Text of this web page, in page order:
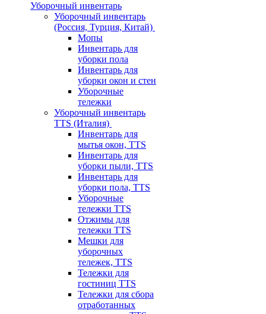
Уборочный инвентарь
Уборочный инвентарь
(Россия, Турция, Китай)
Мопы
Инвентарь для
уборки пола
Инвентарь для
уборки окон и стен
Уборочные
тележки
Уборочный инвентарь
TTS (Италия)
Инвентарь для
мытья окон, TTS
Инвентарь для
уборки пыли, TTS
Инвентарь для
уборки пола, TTS
Уборочные
тележки TTS
Отжимы для
тележки TTS
Мешки для
уборочных
тележек, TTS
Тележки для
гостиниц TTS
Тележки для сбора
отработанных